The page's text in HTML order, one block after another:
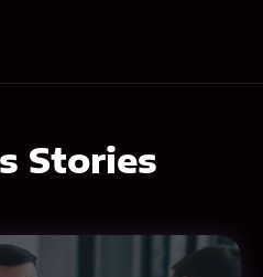
Stories